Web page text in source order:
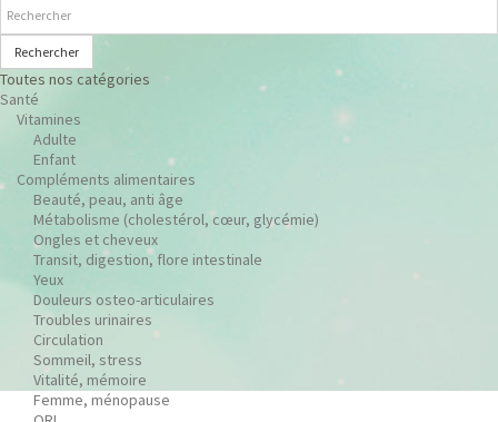
Rechercher
Toutes nos catégories
Santé
Vitamines
Adulte
Enfant
Compléments alimentaires
Beauté, peau, anti âge
Métabolisme (cholestérol, cœur, glycémie)
Ongles et cheveux
Transit, digestion, flore intestinale
Yeux
Douleurs osteo-articulaires
Troubles urinaires
Circulation
Sommeil, stress
Vitalité, mémoire
Femme, ménopause